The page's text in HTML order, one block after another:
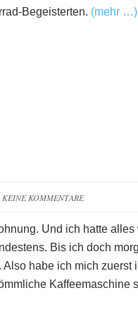
Begeisterten. (mehr …)
KEINE KOMMENTARE
Und ich hatte
Bis ich doch
habe ich mich zuerst
Kaffeemaschine